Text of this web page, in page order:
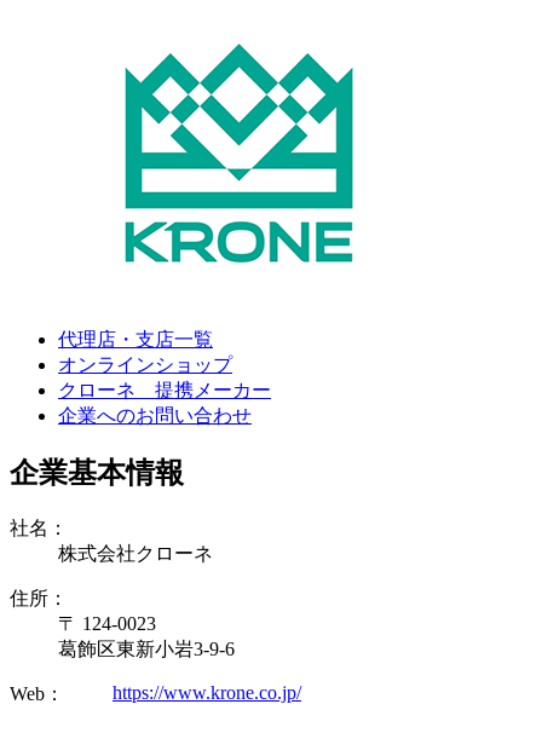
代理店・支店一覧
オンラインショップ
クローネ 提携メーカー
企業へのお問い合わせ
企業基本情報
社名：
株式会社クローネ
住所：
〒 124-0023
葛飾区東新小岩3-9-6
Web： https://www.krone.co.jp/